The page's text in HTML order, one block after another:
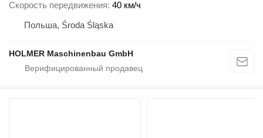
Скорость передвижения 40 км/ч
Польша, Środa Śląska
HOLMER Maschinenbau GmbH